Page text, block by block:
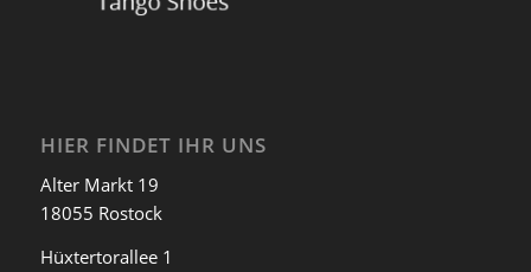
HIER FINDET IHR UNS
Alter Markt 19
18055 Rostock
Hüxtertorallee 1